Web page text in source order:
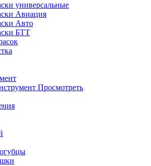
универсальные
Авиация
Авто
БТТ
Просмотреть